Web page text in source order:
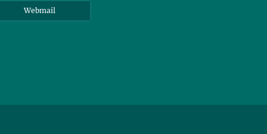
Webmail